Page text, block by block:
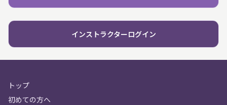
インストラクターログイン
トップ
初めての方へ